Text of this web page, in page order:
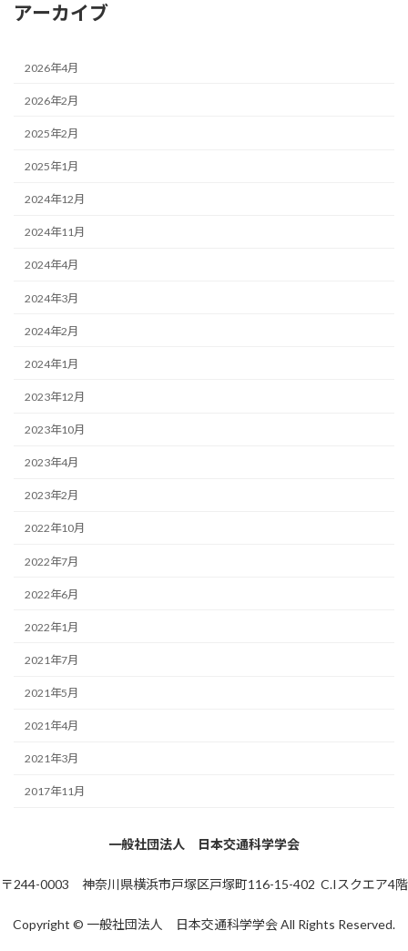
アーカイブ
2026年4月
2026年2月
2025年2月
2025年1月
2024年12月
2024年11月
2024年4月
2024年3月
2024年2月
2024年1月
2023年12月
2023年10月
2023年4月
2023年2月
2022年10月
2022年7月
2022年6月
2022年1月
2021年7月
2021年5月
2021年4月
2021年3月
2017年11月
一般社団法人 日本交通科学学会
〒244-0003 神奈川県横浜市戸塚区戸塚町116-15-402 C.Iスクエア4階
Copyright © 一般社団法人 日本交通科学学会 All Rights Reserved.